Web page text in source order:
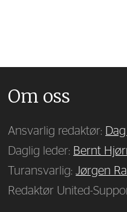
Om oss
Ansvarlig redaktør:
Daglig leder: Bernt
Turansvarlig:Jørgen
Redaktør United-